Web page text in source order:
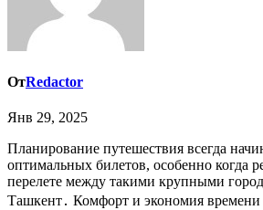
ОтRedactor
Янв 29, 2025
Планирование путешествия всегда начинается с поиска
оптимальных билетов, особенно когда
перелете между такими крупными
Ташкент․ Комфорт и экономия